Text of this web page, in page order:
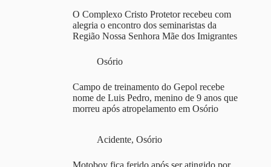
O Complexo Cristo Protetor recebeu com
alegria o encontro dos seminaristas da
Região Nossa Senhora Mãe dos Imigrantes
Osório
Campo de treinamento do Gepol recebe
nome de Luis Pedro, menino de 9 anos que
morreu após atropelamento em Osório
Acidente, Osório